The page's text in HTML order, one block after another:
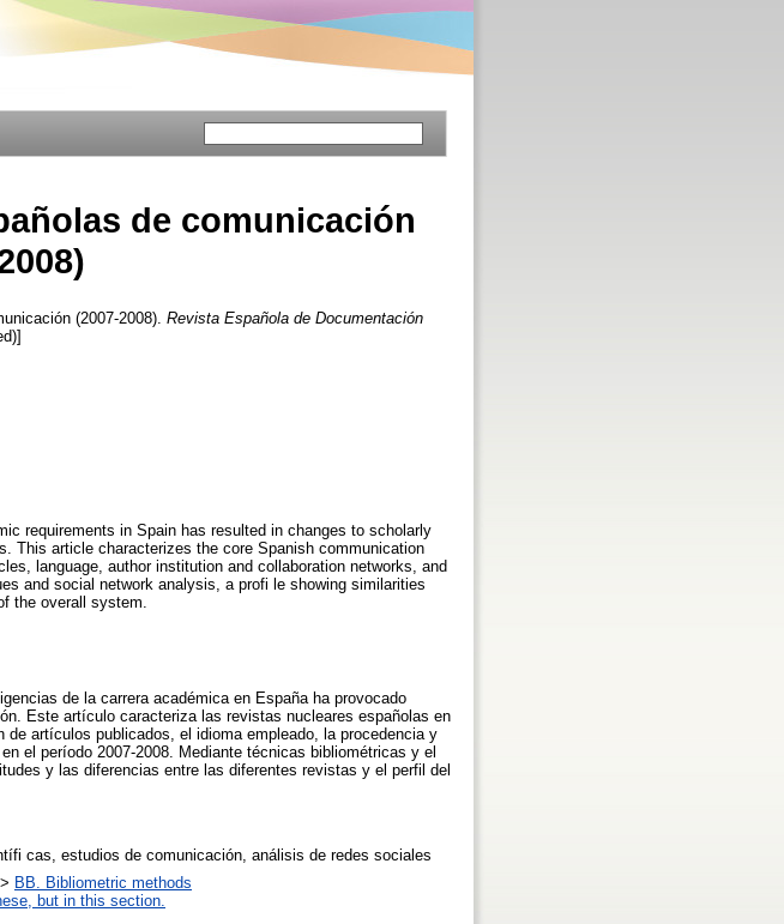
de comunicación
(2007-2008). Revista Española de Documentación
requirements in Spain has resulted in changes to scholarly
This article characterizes the core Spanish communication
language, author institution and collaboration networks, and
and social network analysis, a profi le showing similarities
the overall system.
de la carrera académica en España ha provocado
Este artículo caracteriza las revistas nucleares españolas en
artículos publicados, el idioma empleado, la procedencia y
el período 2007-2008. Mediante técnicas bibliométricas y el
y las diferencias entre las diferentes revistas y el perfil del
cas, estudios de comunicación, análisis de redes sociales
> BB. Bibliometric methods
but in this section.